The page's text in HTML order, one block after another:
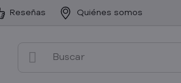
Reseñas Quiénes somos